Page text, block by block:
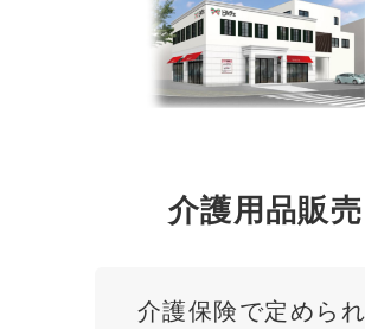
介護用品販売
介護保険で定めら